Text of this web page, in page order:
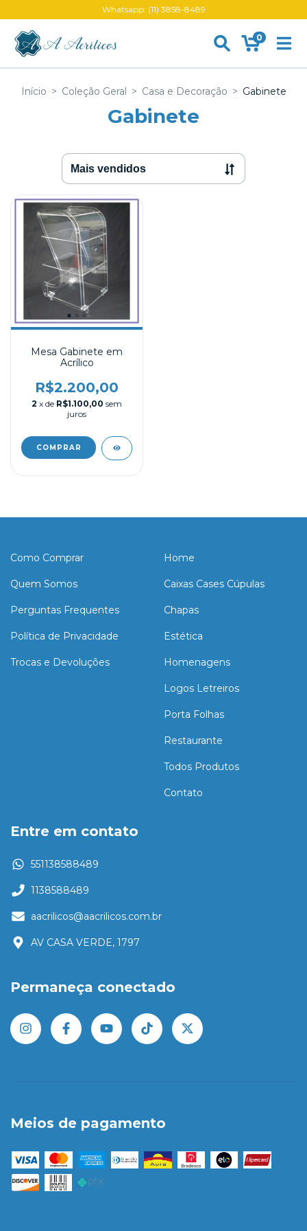
Whatsapp: (11) 3858-8489
0
Início > Coleção Geral > Casa e Decoração > Gabinete
Gabinete
Mesa Gabinete em
Acrílico
R$2.200,00
2 x de R$1.100,00 sem
juros
Como Comprar
Quem Somos
Perguntas Frequentes
Política de Privacidade
Trocas e Devoluções
Home
Caixas Cases Cúpulas
Chapas
Estética
Homenagens
Logos Letreiros
Porta Folhas
Restaurante
Todos Produtos
Contato
Entre em contato
551138588489
1138588489
aacrilicos@aacrilicos.com.br
AV CASA VERDE, 1797
Permaneça conectado
Meios de pagamento